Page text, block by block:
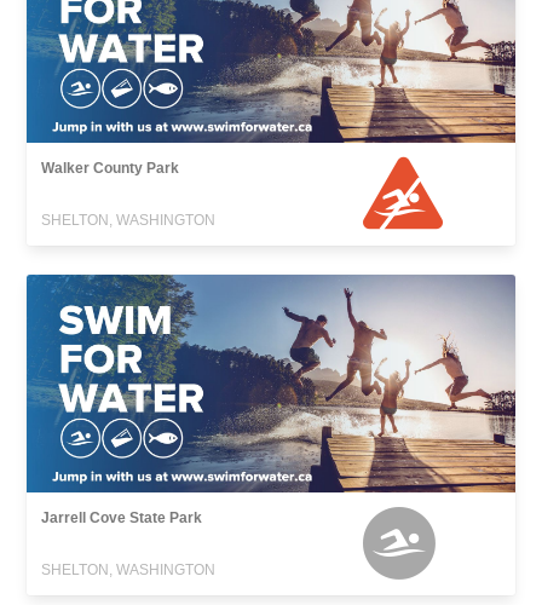
Walker County Park
SHELTON, WASHINGTON
Jarrell Cove State Park
SHELTON, WASHINGTON